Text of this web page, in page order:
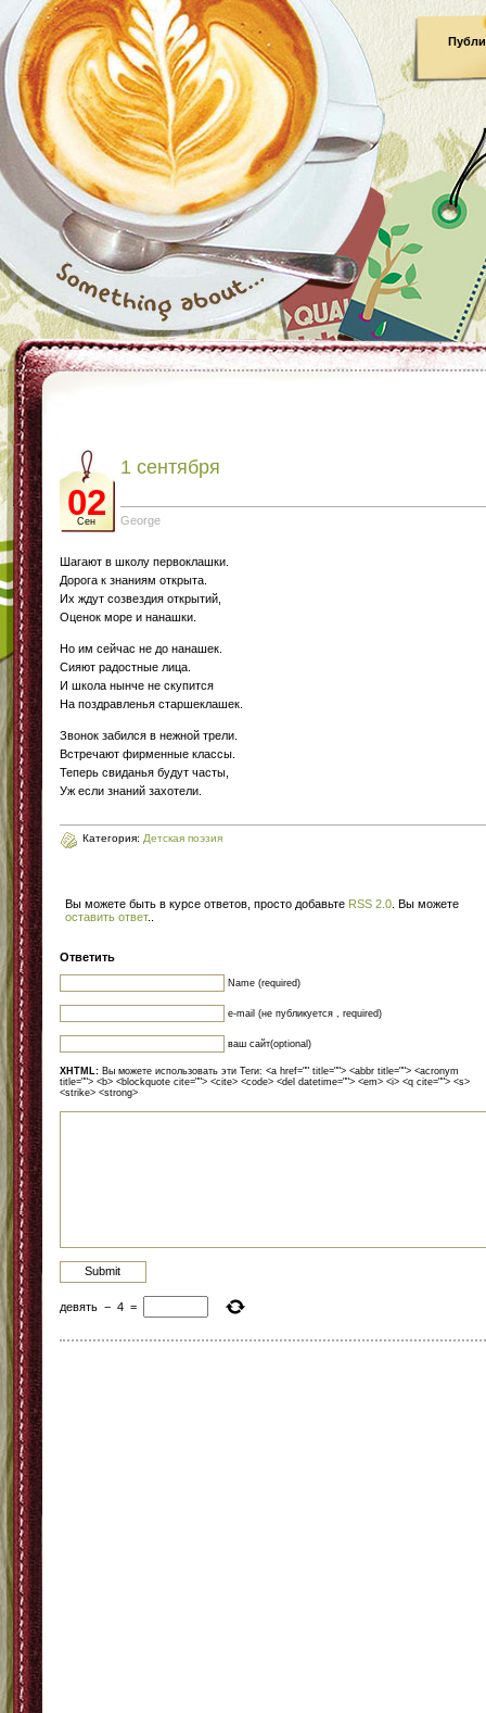
02
Сен
1 сентября
George
Шагают в школу первоклашки.
Дорога к знаниям открыта.
Их ждут созвездия открытий,
Оценок море и нанашки.
Но им сейчас не до нанашек.
Сияют радостные лица.
И школа нынче не скупится
На поздравленья старшеклашек.
Звонок забился в нежной трели.
Встречают фирменные классы.
Теперь свиданья будут часты,
Уж если знаний захотели.
Категория: Детская поэзия
Вы можете быть в курсе ответов, просто добавьте RSS 2.0 . Вы можете
оставить ответ.
Ответить
Name (required)
e-mail (не публикуется , required)
ваш сайт(optional)
XHTML: Вы можете использовать эти Теги: <a href="" title=""> <abbr title=""> <acronym
title=""> <b> <blockquote cite=""> <cite> <code> <del datetime=""> <em> <i> <q cite=""> <s>
<strike> <strong>
девять − 4 =